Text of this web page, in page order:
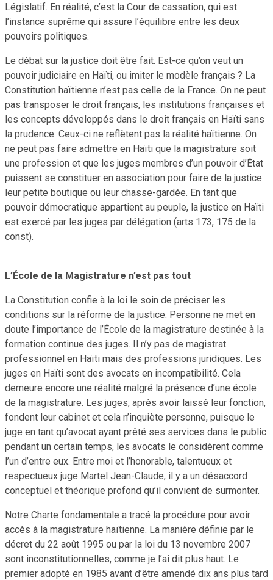
Législatif. En réalité, c’est la Cour de cassation, qui est
l’instance suprême qui assure l’équilibre entre les deux
pouvoirs politiques.
Le débat sur la justice doit être fait. Est-ce qu’on veut un
pouvoir judiciaire en Haïti, ou imiter le modèle français ? La
Constitution haïtienne n’est pas celle de la France. On ne peut
pas transposer le droit français, les institutions françaises et
les concepts développés dans le droit français en Haïti sans
la prudence. Ceux-ci ne reflètent pas la réalité haïtienne. On
ne peut pas faire admettre en Haïti que la magistrature soit
une profession et que les juges membres d’un pouvoir d’État
puissent se constituer en association pour faire de la justice
leur petite boutique ou leur chasse-gardée. En tant que
pouvoir démocratique appartient au peuple, la justice en Haïti
est exercé par les juges par délégation (arts 173, 175 de la
const).
L’École de la Magistrature n’est pas tout
La Constitution confie à la loi le soin de préciser les
conditions sur la réforme de la justice. Personne ne met en
doute l’importance de l’École de la magistrature destinée à la
formation continue des juges. Il n’y pas de magistrat
professionnel en Haïti mais des professions juridiques. Les
juges en Haïti sont des avocats en incompatibilité. Cela
demeure encore une réalité malgré la présence d’une école
de la magistrature. Les juges, après avoir laissé leur fonction,
fondent leur cabinet et cela n’inquiète personne, puisque le
juge en tant qu’avocat ayant prêté ses services dans le public
pendant un certain temps, les avocats le considèrent comme
l’un d’entre eux. Entre moi et l’honorable, talentueux et
respectueux juge Martel Jean-Claude, il y a un désaccord
conceptuel et théorique profond qu’il convient de surmonter.
Notre Charte fondamentale a tracé la procédure pour avoir
accès à la magistrature haïtienne. La manière définie par le
décret du 22 août 1995 ou par la loi du 13 novembre 2007
sont inconstitutionnelles, comme je l’ai dit plus haut. Le
premier adopté en 1985 avant d’être amendé dix ans plus tard